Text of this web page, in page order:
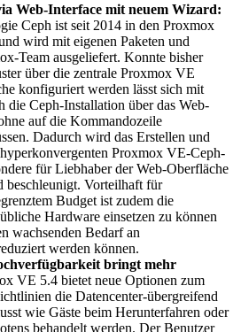
Web-Interface mit neuem Wizard:
Ceph ist seit 2014 in den Proxmox
wird mit eigenen Paketen und
Team ausgeliefert. Konnte bisher
über die zentrale Proxmox VE
konfiguriert werden lässt sich mit
die Ceph-Installation über das Web-
auf die Kommandozeile
Dadurch wird das Erstellen und
Proxmox VE-Ceph-
für Liebhaber der Web-Oberfläche
beschleunigt. Vorteilhaft für
Budget ist zudem die
Hardware einsetzen zu können
wachsenden Bedarf an
werden können.
bringt mehr
VE 5.4 bietet neue Optionen zum
die Datencenter-übergreifend
wie Gäste beim Herunterfahren oder
behandelt werden. Der Benutzer